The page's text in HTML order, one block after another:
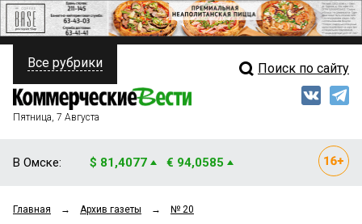
ПОЛИТИКА
ФИНАНСЫ
ОБЩЕСТВО
Свежий выпуск
Все рубрики Поиск по сайту
Пятница, 7 Августа
В Омске: $ 81,4077 € 94,0585
Главная → Архив газеты → № 20